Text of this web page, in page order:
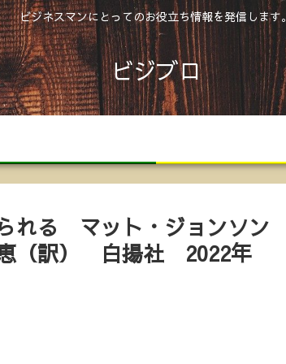
ビジネスマンにとってのお役立ち情報を発信します。
ビジブロ
れる マット・ジョンソン
（訳） 白揚社 2022年